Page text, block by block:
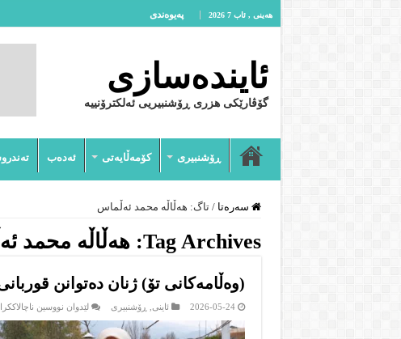
هەینی , ئاب 7 2026 پەیوەندى
ئایندەسازى
گۆڤارێکی هزری ڕۆشنبیریی ئەلکترۆنییە
ڕۆشنبیرى کۆمەڵایەتى ئەدەب
سەرەتا / تاگ: هەڵاڵە محمد ئەڵماس
Tag Archives: هەڵاڵە محمد
(وەڵامەکانی تۆ) ژنان دەتوانن
2026-05-24 ئاینى ڕۆشنبیرى لێدوان نووسین